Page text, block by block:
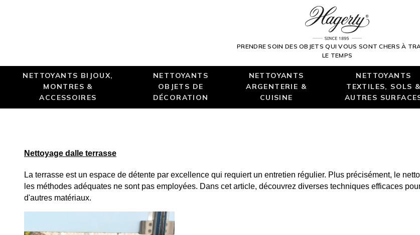
PRENDRE SOIN DES OBJETS QUI VOUS SONT CHERS À
LE TEMPS
NETTOYANTS BIJOUX,
MONTRES &
ACCESSOIRES
NETTOYANTS
OBJETS DE
DÉCORATION
NETTOYANTS
ARGENTERIE &
CUISINE
NETTOYANTS
TEXTILES, SOLS &
AUTRES
Nettoyage dalle terrasse
La terrasse est un espace de détente par excellence qui requiert un entretien régulier. Plus précisément, le
les méthodes adéquates ne sont pas employées. Dans cet article, découvrez diverses techniques efficaces
d'autres matériaux.